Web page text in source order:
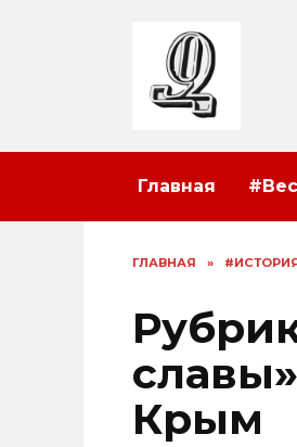
Главная
ГЛАВНАЯ »
Крым